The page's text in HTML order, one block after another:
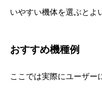
いやすい機体を選ぶとよ
おすすめ機種例
ここでは実際にユーザー